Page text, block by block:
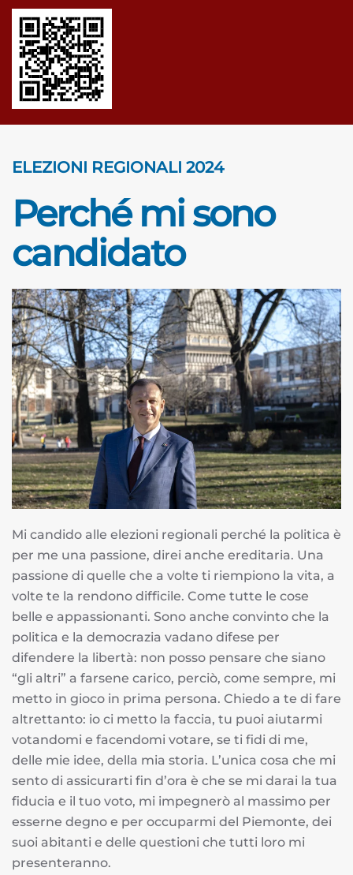
ELEZIONI REGIONALI 2024
Perché mi sono
candidato
Mi candido alle elezioni regionali perché la politica è
per me una passione, direi anche ereditaria. Una
passione di quelle che a volte ti riempiono la vita, a
volte te la rendono difficile. Come tutte le cose
belle e appassionanti. Sono anche convinto che la
politica e la democrazia vadano difese per
difendere la libertà: non posso pensare che siano
“gli altri” a farsene carico, perciò, come sempre, mi
metto in gioco in prima persona. Chiedo a te di fare
altrettanto: io ci metto la faccia, tu puoi aiutarmi
votandomi e facendomi votare, se ti fidi di me,
delle mie idee, della mia storia. L’unica cosa che mi
sento di assicurarti fin d’ora è che se mi darai la tua
fiducia e il tuo voto, mi impegnerò al massimo per
esserne degno e per occuparmi del Piemonte, dei
suoi abitanti e delle questioni che tutti loro mi
presenteranno.